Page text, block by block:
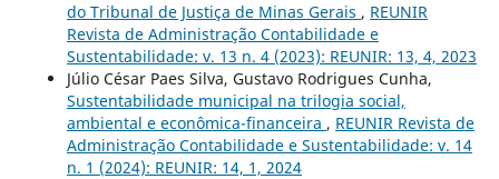
do Tribunal de Justiça de Minas Gerais , REUNIR
Revista de Administração Contabilidade e
Sustentabilidade: v. 13 n. 4 (2023): REUNIR: 13, 4, 2023
Júlio César Paes Silva, Gustavo Rodrigues Cunha,
Sustentabilidade municipal na trilogia social,
ambiental e econômica-financeira , REUNIR Revista de
Administração Contabilidade e Sustentabilidade: v. 14
n. 1 (2024): REUNIR: 14, 1, 2024